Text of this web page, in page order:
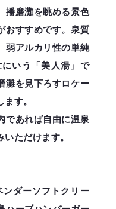
播磨灘を眺める景色
おすすめです。泉質
弱アルカリ性の単純
いう「美人湯」で
灘を見下ろすロケー
す。
であれば自由に温泉
ただけます。
ダーソフトクリー